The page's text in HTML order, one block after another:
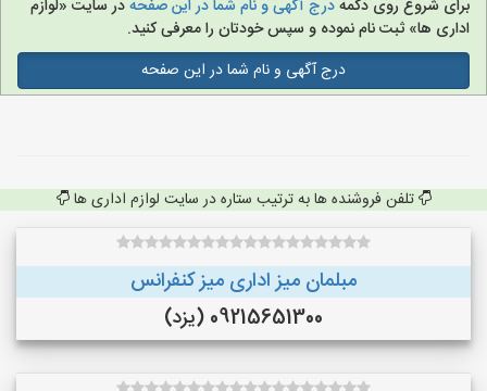
برای شروع روی دکمهدرج آگهی و نام شما در این صفحهدر سایت «لوازم
اداری ها» ثبت نام نموده و سپس خودتان را معرفی کنید.
درج آگهی و نام شما در این صفحه
تلفن فروشنده ها به ترتیب ستاره در سایت لوازم اداری ها
مبلمان میز اداری میز کنفرانس
09215651300 (یزد)